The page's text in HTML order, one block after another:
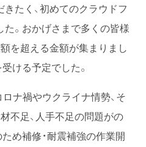
たく、初めてのクラウドフ
。おかげさまで多くの皆様
を超える金額が集まりまし
ける予定でした。
ナ禍やウクライナ情勢、そ
不足、人手不足の問題がの
め補修・耐震補強の作業開